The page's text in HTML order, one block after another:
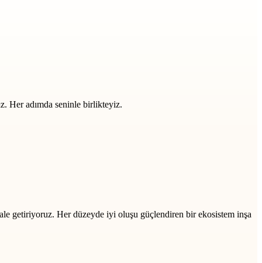
Her adımda seninle birlikteyiz.
getiriyoruz. Her düzeyde iyi oluşu güçlendiren bir ekosistem inşa